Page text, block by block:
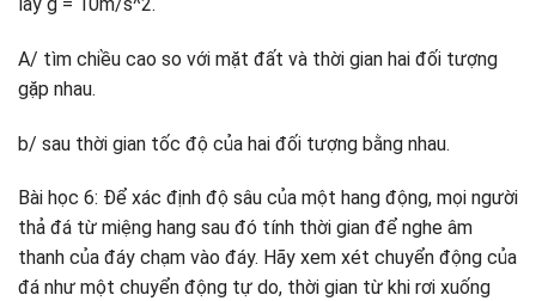
A/ tìm chiều cao so với mặt đất và thời gian hai đối tượng
gặp nhau.
b/ sau thời gian tốc độ của hai đối tượng bằng nhau.
Bài học 6: Để xác định độ sâu của một hang động, mọi người
thả đá từ miệng hang sau đó tính thời gian để nghe âm
thanh của đáy chạm vào đáy. Hãy xem xét chuyển động của
đá như một chuyển động tự do, thời gian từ khi rơi xuống